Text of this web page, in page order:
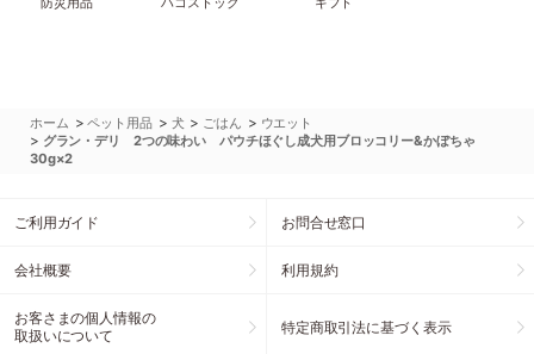
ホーム >ペット用品 > 犬 > ごはん > ウエット
> グラン・デリ 2つの味わい パウチほぐし成犬用ブロッコリー&かぼちゃ
30g×2
ご利用ガイド お問合せ窓口
会社概要 利用規約
お客さまの個人情報の
取扱いについて
特定商取引法に基づく表示